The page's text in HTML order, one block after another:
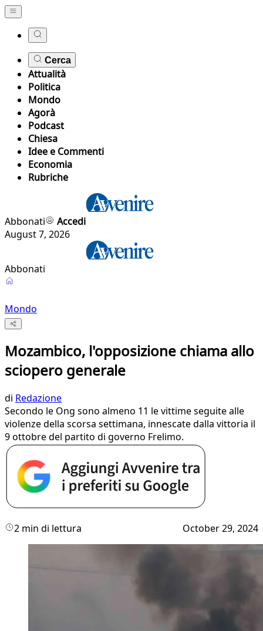
Cerca
Attualità
Politica
Mondo
Agorà
Podcast
Chiesa
Idee e Commenti
Economia
Rubriche
Abbonati
Accedi
August 7, 2026
Abbonati
Mondo
Mozambico, l'opposizione chiama allo
sciopero generale
di Redazione
Secondo le Ong sono almeno 11 le vittime seguite alle
violenze della scorsa settimana, innescate dalla vittoria il
9 ottobre del partito di governo Frelimo.
2 min di lettura October 29, 2024